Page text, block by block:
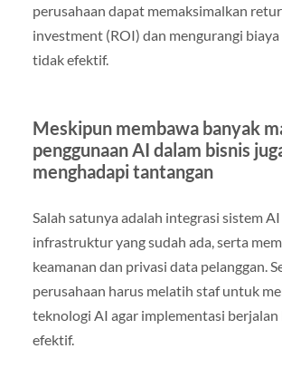
perusahaan dapat memaksimalkan
investment (ROI) dan mengurangi
tidak efektif.
Meskipun membawa banyak
penggunaan AI dalam bisnis
menghadapi tantangan
Salah satunya adalah integrasi sistem
infrastruktur yang sudah ada, serta
keamanan dan privasi data pelanggan.
perusahaan harus melatih staf untuk
teknologi AI agar implementasi berjalan
efektif.